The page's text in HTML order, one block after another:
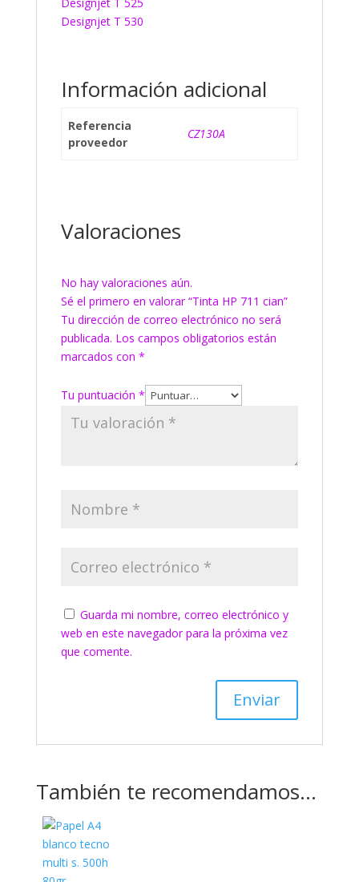
Designjet T 530
Información adicional
Referencia
proveedor
CZ130A
Valoraciones
No hay valoraciones aún.
Sé el primero en valorar “Tinta HP 711 cian”
Tu dirección de correo electrónico no será
publicada. Los campos obligatorios están
marcados con *
Tu puntuación *
Guarda mi nombre, correo electrónico y
web en este navegador para la próxima vez
que comente.
También te recomendamos…